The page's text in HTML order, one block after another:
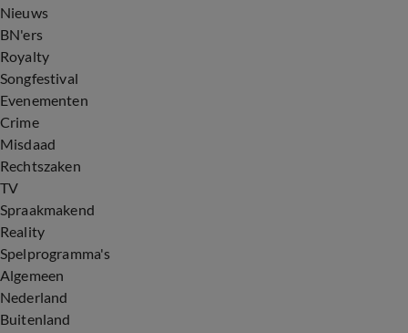
Nieuws
BN'ers
Royalty
Songfestival
Evenementen
Crime
Misdaad
Rechtszaken
TV
Spraakmakend
Reality
Spelprogramma's
Algemeen
Nederland
Buitenland